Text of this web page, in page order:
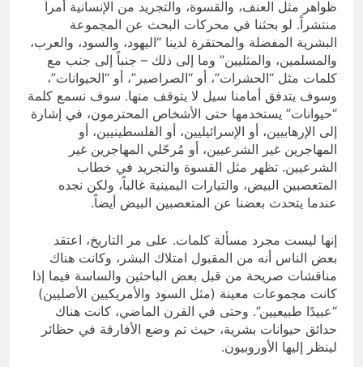
ظواهر مثل العنف، والقسوة، والتجريد من الإنسانية أمراً
منتشراً. لو بحثنا في محركات البحث عن المجموعة
البشرية المفضلة والمحتقرة لدينا “اليهود، والسود، والعرب،
والمسلمين، والمثليين” وما إلى ذلك – جنباً إلى جنب مع
كلمات مثل “الحشرات”، أو “الصراصير”، أو “الحيوانات”،
وسوف يتدفق أمامنا سيل لا يتوقف منها. سوف نسمع كلمة
“حيوانات” يستخدمها حتى الأشخاص المحترمون، في إشارة
إلى الإرهابيين، أو الإسرائيليين، أو الفلسطينيين، أو
المهاجرين غير الشرعيين، أو مُرحّلي المهاجرين غير
الشرعيين. تظهر مثل القسوة والتجريد في خطاب
المتعصبين البيض، والتيارات اليمينية غالباً، ولكن نجده
عندما يتحدث بعضنا عن المتعصبين البيض أيضاً.
إنها ليست مجرد مسألة كلمات. على مر التاريخ، اعتقد
بعض الناس أنه من المقبول امتلاك البشر، وكانت هناك
مناقشات صريحة من قبل بعض الباحثين والساسة فيما إذا
كانت مجموعات معينة (مثل السود والأمريكيين الأصليين)
“عبيدًا طبيعيين”. وحتى في القرن الماضي، كانت هناك
حدائق حيوانات بشرية، حيث تم وضع الأفارقة في حظائر
لينظر إليها الأوروبيون.